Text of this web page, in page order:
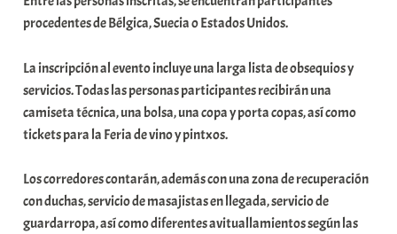
procedentes de Bélgica, Suecia o Estados Unidos.
La inscripción al evento incluye una larga lista de obsequios y
servicios. Todas las personas participantes recibirán una
camiseta técnica, una bolsa, una copa y porta copas, así como
tickets para la Feria de vino y pintxos.
Los corredores contarán, además con una zona de recuperación
con duchas, servicio de masajistas en llegada, servicio de
guardarropa, así como diferentes avituallamientos según las